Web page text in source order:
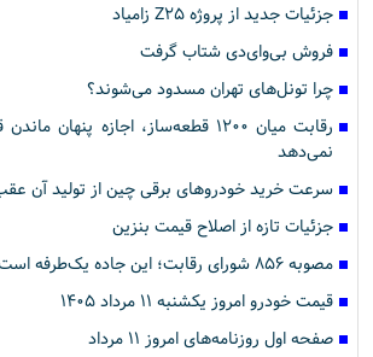
جزئیات جدید از پروژه Z۲۵ زامیاد
فروش بی‌وای‌دی شتاب گرفت
چرا تونل‌های تهران مسدود می‌شوند؟
رقابت میان ۱۲۰۰ قطعه‌ساز، اجازه
نمی‌دهد
سرعت خرید خودروهای برقی چین از تولید آن
جزئیات تازه از اصلاح قیمت بنزین
مصوبه ۸۵۶ شورای رقابت؛ این جاده یک‌طرفه است
قیمت خودرو امروز یکشنبه ۱۱ مرداد ۱۴۰۵
صفحه اول روزنامه‌های امروز ۱۱ مرداد